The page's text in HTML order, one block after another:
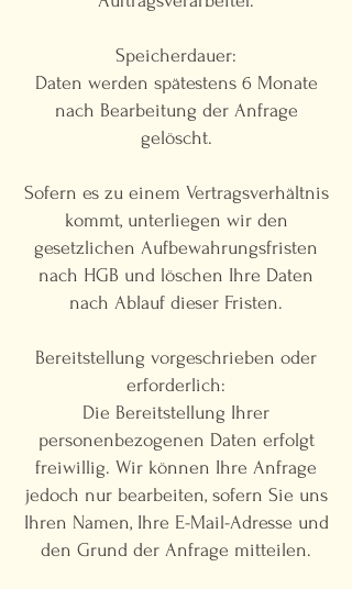
Speicherdauer:
Daten werden spätestens 6 Monate
nach Bearbeitung der Anfrage
gelöscht.
Sofern es zu einem Vertragsverhältnis
kommt, unterliegen wir den
gesetzlichen Aufbewahrungsfristen
nach HGB und löschen Ihre Daten
nach Ablauf dieser Fristen.
Bereitstellung vorgeschrieben oder
erforderlich:
Die Bereitstellung Ihrer
personenbezogenen Daten erfolgt
freiwillig. Wir können Ihre Anfrage
jedoch nur bearbeiten, sofern Sie uns
Ihren Namen, Ihre E-Mail-Adresse und
den Grund der Anfrage mitteilen.